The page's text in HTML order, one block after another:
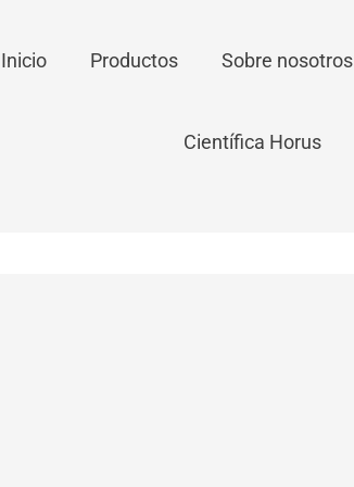
Inicio Productos Sobre nosotros